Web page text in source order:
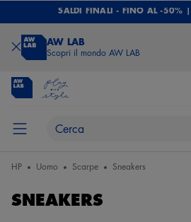
SALDI FINALI - FINO AL -50% |
AW LAB
Scopri il mondo AW LAB
HP Uomo Scarpe Sneakers
SNEAKERS